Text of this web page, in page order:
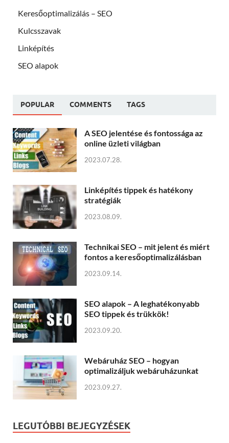
Keresőoptimalizálás – SEO
Kulcsszavak
Linképítés
SEO alapok
POPULAR COMMENTS TAGS
A SEO jelentése és fontossága az
online üzleti világban
2023.07.28.
Linképítés tippek és hatékony
stratégiák
2023.08.09.
Technikai SEO – mit jelent és miért
fontos a keresőoptimalizálásban
2023.09.14.
SEO alapok – A leghatékonyabb
SEO tippek és trükkök!
2023.09.20.
Webáruház SEO – hogyan
optimalizáljuk webáruházunkat
2023.09.27.
LEGUTÓBBI BEJEGYZÉSEK